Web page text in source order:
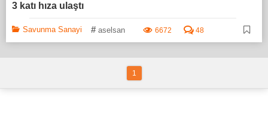
3 katı hıza ulaştı
Savunma Sanayi # aselsan 6672 48
1